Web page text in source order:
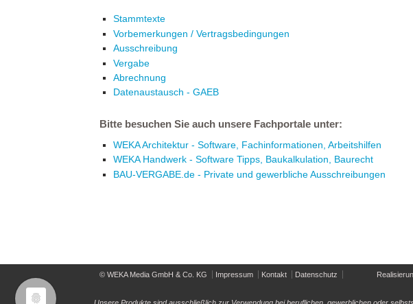
Stammtexte
Vorbemerkungen / Vertragsbedingungen
Ausschreibung
Vergabe
Abrechnung
Datenaustausch - GAEB
Bitte besuchen Sie auch unsere Fachportale unter:
WEKA Architektur - Software, Fachinformationen, Arbeitshilfen
WEKA Handwerk - Software Tipps, Baukalkulation, Baurecht
BAU-VERGABE.de - Private und gewerbliche Ausschreibungen
© WEKA Media GmbH & Co. KG Impressum Kontakt Datenschutz Realisierung: